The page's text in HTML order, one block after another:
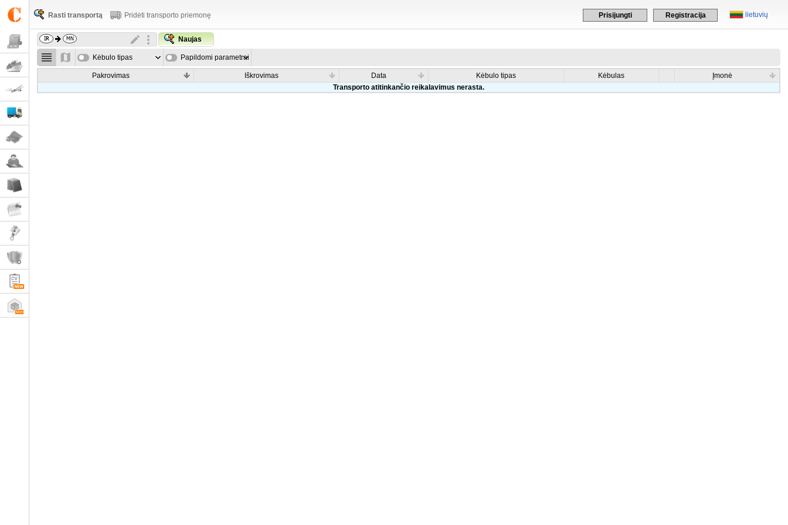
lietuvių
Prisijungti Registracija
Rasti transportą Pridėti transporto priemonę
Naujas
Kėbulo tipas Papildomi parametrai
Pakrovimas Iškrovimas Data Kėbulo tipas Kėbulas
Įmonė
Transporto atitinkančio reikalavimus nerasta.